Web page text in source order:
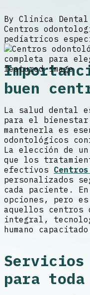
By Clinica Dental
Centros
pedíatricos
buen
La salud dental
para el
mantenerla es
odontológicos
La elección de
que los
efectivos
personalizados
cada paciente.
opciones, pero
aquellos centros
integral,
humano
Servicios
para